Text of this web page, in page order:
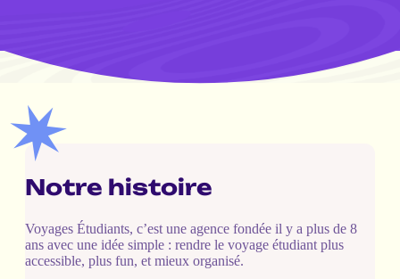
Notre histoire
Voyages Étudiants, c’est une agence fondée il y a plus de 8
ans avec une idée simple : rendre le voyage étudiant plus
accessible, plus fun, et mieux organisé.